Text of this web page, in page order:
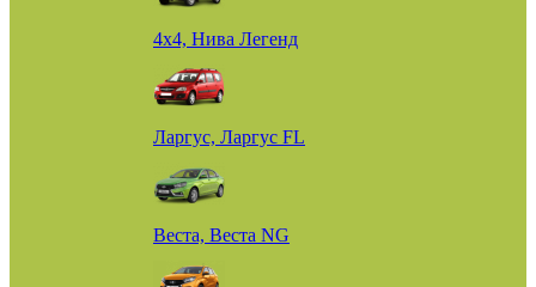
4х4, Нива Легенд
Ларгус, Ларгус FL
Веста, Веста NG